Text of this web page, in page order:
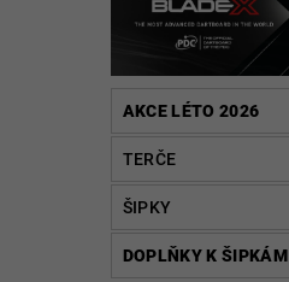
AKCE LÉTO 2026
TERČE
ŠIPKY
DOPLŇKY K ŠIPKÁM